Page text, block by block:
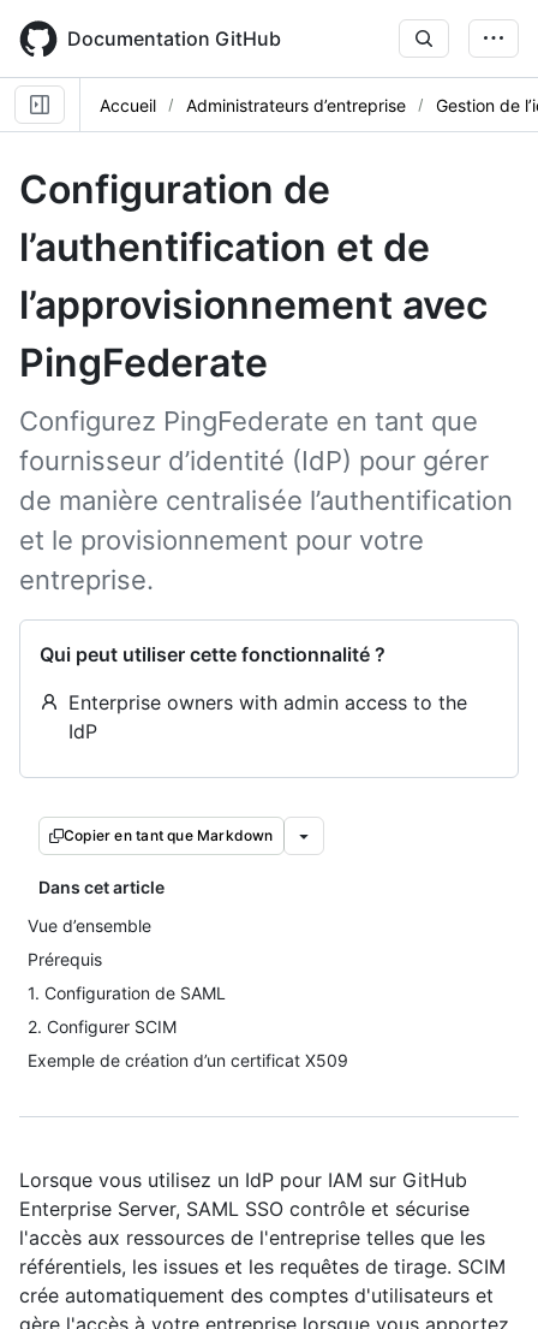
main
content
Documentation GitHub
Accueil Administrateurs d’entreprise Gestion de
Configuration de
l’authentification et de
l’approvisionnement avec
PingFederate
Configurez PingFederate en tant que
fournisseur d’identité (IdP) pour gérer
de manière centralisée l’authentification
et le provisionnement pour votre
entreprise.
Qui peut utiliser cette fonctionnalité ?
Enterprise owners with admin access to the
IdP
Copier en tant que Markdown
Dans cet article
Vue d’ensemble
Prérequis
1. Configuration de SAML
2. Configurer SCIM
Exemple de création d’un certificat X509
Lorsque vous utilisez un IdP pour IAM sur GitHub
Enterprise Server, SAML SSO contrôle et sécurise
l'accès aux ressources de l'entreprise telles que les
référentiels, les issues et les requêtes de tirage. SCIM
crée automatiquement des comptes d'utilisateurs et
gère l'accès à votre entreprise lorsque vous apportez